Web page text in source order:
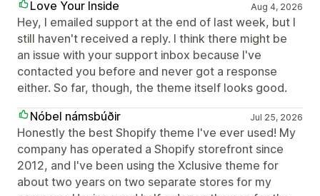
Love Your Inside Aug 4, 2026
Hey, I emailed support at the end of last week, but I
still haven't received a reply. I think there might be
an issue with your support inbox because I've
contacted you before and never got a response
either. So far, though, the theme itself looks good.
Nóbel námsbúðir
Jul 25, 2026
Honestly the best Shopify theme I've ever used! My
company has operated a Shopify storefront since
2012, and I've been using the Xclusive theme for
about two years on two separate stores for my